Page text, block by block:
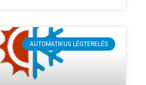
AUTOMATIKUS LÉGTERELÉS